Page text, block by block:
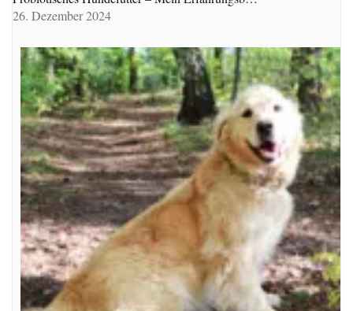
26. Dezember 2024